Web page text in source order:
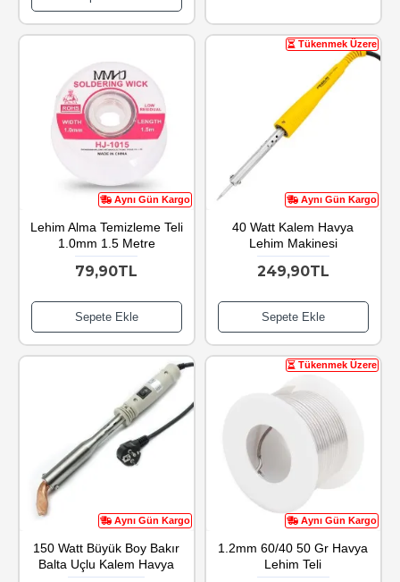
Aynı Gün Kargo
Lehim Alma Temizleme Teli
1.0mm 1.5 Metre
79,90TL
Sepete Ekle
Aynı Gün Kargo
Tükenmek Üzere
40 Watt Kalem Havya
Lehim Makinesi
249,90TL
Sepete Ekle
Aynı Gün Kargo
150 Watt Büyük Boy Bakır
Balta Uçlu Kalem Havya
Aynı Gün Kargo
Tükenmek Üzere
1.2mm 60/40 50 Gr Havya
Lehim Teli